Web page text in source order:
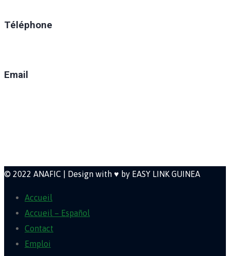
Téléphone
Email
© 2022 ANAFIC | Design with ♥ by EASY LINK GUINEA
Accueil
Accueil – Español
Contact
Emploi